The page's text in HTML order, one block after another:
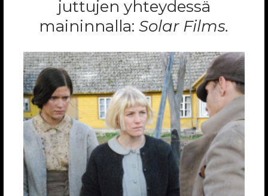
juttujen yhteydessä
maininnalla: Solar Films.